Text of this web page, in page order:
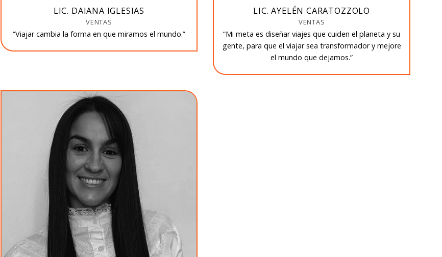
LIC. DAIANA IGLESIAS
VENTAS
“Viajar cambia la forma en que miramos el mundo.”
LIC. AYELÉN CARATOZZOLO
VENTAS
“Mi meta es diseñar viajes que cuiden el planeta y su
gente, para que el viajar sea transformador y mejore
el mundo que dejamos.”